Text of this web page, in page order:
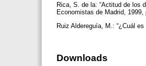
Rica, S. de la: “Actitud de los
Economistas de Madrid, 1999,
Ruiz Aldereguía, M.: “¿Cuál
Downloads